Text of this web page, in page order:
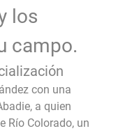
los
campo.
con una
a quien
Río Colorado, un